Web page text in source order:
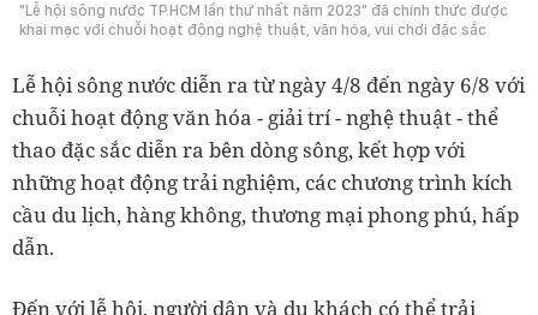
"Lễ hội sông nước TP.HCM lần thứ nhất năm 2023" đã chính thức được
khai mạc với chuỗi hoạt động nghệ thuật, văn hóa, vui chơi đặc sắc
Lễ hội sông nước diễn ra từ ngày 4/8 đến ngày 6/8 với
chuỗi hoạt động văn hóa - giải trí - nghệ thuật - thể
thao đặc sắc diễn ra bên dòng sông, kết hợp với
những hoạt động trải nghiệm, các chương trình kích
cầu du lịch, hàng không, thương mại phong phú, hấp
dẫn.
Đến với lễ hội, người dân và du khách có thể trải